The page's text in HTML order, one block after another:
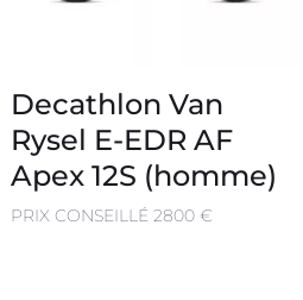
Decathlon Van
Rysel E-EDR AF
Apex 12S (homme)
PRIX CONSEILLÉ 2800 €